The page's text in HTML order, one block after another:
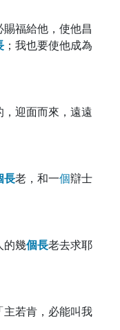
福給他，使他昌
；我也要使他成為
，迎面而來，遠遠
長老，和一個辯士
的幾個長老去求耶
若肯，必能叫我